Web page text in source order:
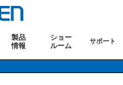
製品
情報
ショー
ルーム
サポート